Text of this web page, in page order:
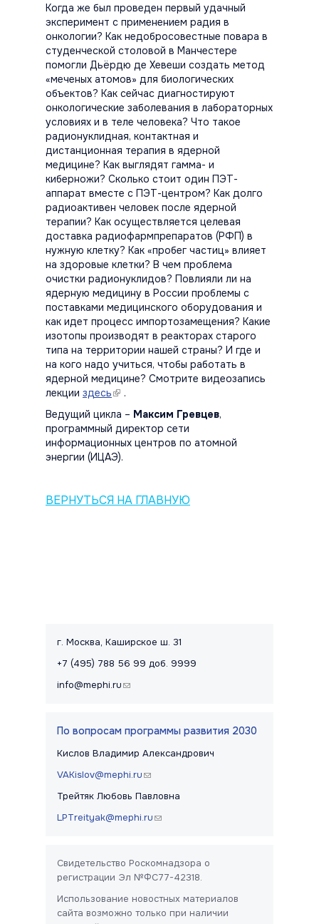
Когда же был проведен первый удачный
эксперимент с применением радия в
онкологии? Как недобросовестные повара в
студенческой столовой в Манчестере
помогли Дьёрдю де Хевеши создать метод
«меченых атомов» для биологических
объектов? Как сейчас диагностируют
онкологические заболевания в лабораторных
условиях и в теле человека? Что такое
радионуклидная, контактная и
дистанционная терапия в ядерной
медицине? Как выглядят гамма- и
киберножи? Сколько стоит один ПЭТ-
аппарат вместе с ПЭТ-центром? Как долго
радиоактивен человек после ядерной
терапии? Как осуществляется целевая
доставка радиофармпрепаратов (РФП) в
нужную клетку? Как «пробег частиц» влияет
на здоровые клетки? В чем проблема
очистки радионуклидов? Повлияли ли на
ядерную медицину в России проблемы с
поставками медицинского оборудования и
как идет процесс импортозамещения? Какие
изотопы производят в реакторах старого
типа на территории нашей страны? И где и
на кого надо учиться, чтобы работать в
ядерной медицине? Смотрите видеозапись
лекции здесь(link is external)
.
Ведущий цикла – Максим Гревцев,
программный директор сети
информационных центров по атомной
энергии (ИЦАЭ).
ВЕРНУТЬСЯ НА ГЛАВНУЮ
г. Москва, Каширское ш. 31
+7 (495) 788 56 99 доб. 9999
info@mephi.ru(link sends e-mail)
По вопросам программы развития 2030
Кислов Владимир Александрович
VAKislov@mephi.ru(link sends e-mail)
Трейтяк Любовь Павловна
LPTreityak@mephi.ru(link sends e-mail)
Свидетельство Роскомнадзора о
регистрации Эл №ФС77-42318.
Использование новостных материалов
сайта возможно только при наличии